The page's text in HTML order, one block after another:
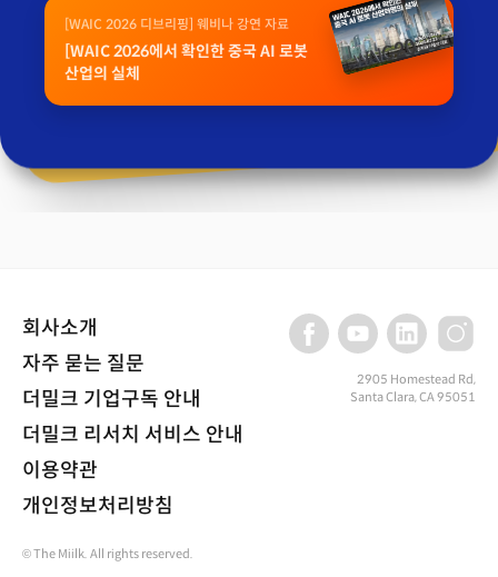
[WAIC 2026 디브리핑] 웨비나 강연 자료
[WAIC 2026에서 확인한 중국 AI 로봇
산업의 실체
회사소개
자주 묻는 질문
더밀크 기업구독 안내
더밀크 리서치 서비스 안내
이용약관
개인정보처리방침
2905 Homestead Rd,
Santa Clara, CA 95051
© The Miilk. All rights reserved.